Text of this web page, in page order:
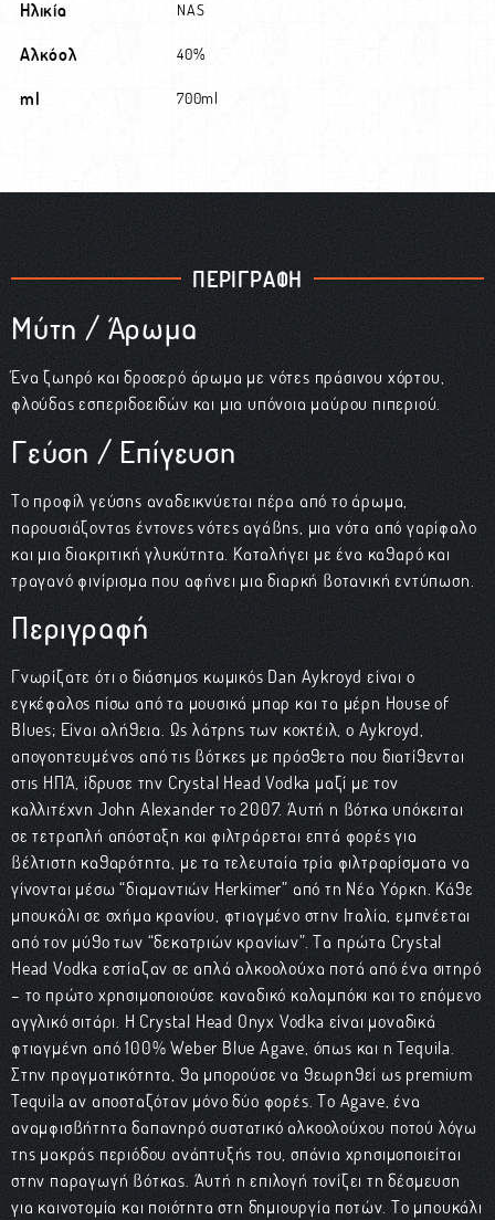
Ηλικία NAS
Αλκόολ 40%
ml 700ml
ΠΕΡΙΓΡΑΦΗ
Μύτη / Άρωμα
Ένα ζωηρό και δροσερό άρωμα με νότες πράσινου χόρτου,
φλούδας εσπεριδοειδών και μια υπόνοια μαύρου πιπεριού.
Γεύση / Επίγευση
Το προφίλ γεύσης αναδεικνύεται πέρα από το άρωμα,
παρουσιάζοντας έντονες νότες αγάβης, μια νότα από γαρίφαλο
και μια διακριτική γλυκύτητα. Καταλήγει με ένα καθαρό και
τραγανό φινίρισμα που αφήνει μια διαρκή βοτανική εντύπωση.
Περιγραφή
Γνωρίζατε ότι ο διάσημος κωμικός Dan Aykroyd είναι ο
εγκέφαλος πίσω από τα μουσικά μπαρ και τα μέρη House of
Blues; Είναι αλήθεια. Ως λάτρης των κοκτέιλ, ο Aykroyd,
απογοητευμένος από τις βότκες με πρόσθετα που διατίθενται
στις ΗΠΑ, ίδρυσε την Crystal Head Vodka μαζί με τον
καλλιτέχνη John Alexander το 2007. Αυτή η βότκα υπόκειται
σε τετραπλή απόσταξη και φιλτράρεται επτά φορές για
βέλτιστη καθαρότητα, με τα τελευταία τρία φιλτραρίσματα να
γίνονται μέσω “διαμαντιών Herkimer” από τη Νέα Υόρκη. Κάθε
μπουκάλι σε σχήμα κρανίου, φτιαγμένο στην Ιταλία, εμπνέεται
από τον μύθο των “δεκατριών κρανίων”. Τα πρώτα Crystal
Head Vodka εστίαζαν σε απλά αλκοολούχα ποτά από ένα σιτηρό
– το πρώτο χρησιμοποιούσε καναδικό καλαμπόκι και το επόμενο
αγγλικό σιτάρι. Η Crystal Head Onyx Vodka είναι μοναδικά
φτιαγμένη από 100% Weber Blue Agave, όπως και η Tequila.
Στην πραγματικότητα, θα μπορούσε να θεωρηθεί ως premium
Tequila αν αποσταζόταν μόνο δύο φορές. Το Agave, ένα
αναμφισβήτητα δαπανηρό συστατικό αλκοολούχου ποτού λόγω
της μακράς περιόδου ανάπτυξής του, σπάνια χρησιμοποιείται
στην παραγωγή βότκας. Αυτή η επιλογή τονίζει τη δέσμευση
για καινοτομία και ποιότητα στη δημιουργία ποτών. Το μπουκάλι